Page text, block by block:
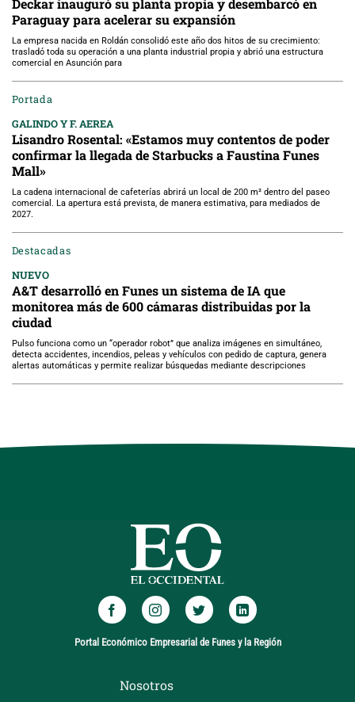
Deckar inauguró su planta propia y desembarcó en
Paraguay para acelerar su expansión
La empresa nacida en Roldán consolidó este año dos hitos de su crecimiento:
trasladó toda su operación a una planta industrial propia y abrió una estructura
comercial en Asunción para
Portada
GALINDO Y F. AEREA
Lisandro Rosental: «Estamos muy contentos de poder
confirmar la llegada de Starbucks a Faustina Funes
Mall»
La cadena internacional de cafeterías abrirá un local de 200 m² dentro del paseo
comercial. La apertura está prevista, de manera estimativa, para mediados de
2027.
Destacadas
NUEVO
A&T desarrolló en Funes un sistema de IA que
monitorea más de 600 cámaras distribuidas por la
ciudad
Pulso funciona como un “operador robot” que analiza imágenes en simultáneo,
detecta accidentes, incendios, peleas y vehículos con pedido de captura, genera
alertas automáticas y permite realizar búsquedas mediante descripciones
Portal Económico Empresarial de Funes y la Región
Nosotros